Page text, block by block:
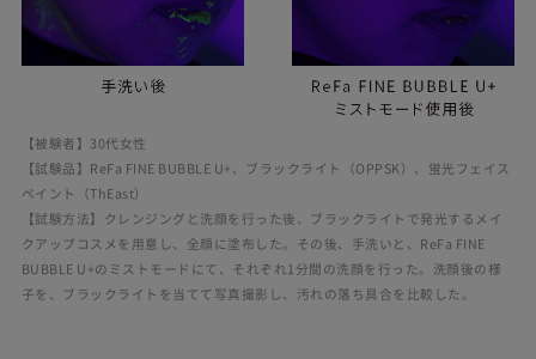
【被験者】30代女性
【試験品】ReFa FINE BUBBLE U+、ブラックライト（OPPSK）、蛍光フェイス
ペイント（ThEast）
【試験方法】クレンジングと洗顔を行った後、ブラックライトで発光するメイ
クアップコスメを用意し、全顔に塗布した。その後、手洗いと、ReFa FINE
BUBBLE U+のミストモードにて、それぞれ1分間の洗顔を行った。洗顔後の様
子を、ブラックライトを当てて写真撮影し、汚れの落ち具合を比較した。